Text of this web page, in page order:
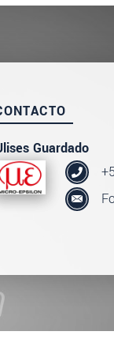
Guardado